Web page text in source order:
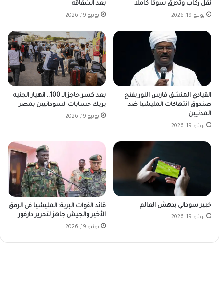
نقل ركاب وتحرق سوقا كاملا
يونيو 19, 2026
بعد انشقاقه
يونيو 19, 2026
القيادي المنشق فارس النور يفتح
صندوق انتهاكات المليشيا ضد
المدنيين
يونيو 19, 2026
بعد كسر حاجز الـ 100.. انهيار الجنيه
يربك حسابات السودانيين بمصر
يونيو 19, 2026
خبير سوداني يدهش العالم
يونيو 19, 2026
قائد القوات البرية: المليشيا في الرمق
الأخير والجيش جاهز لتحرير دارفور
يونيو 19, 2026